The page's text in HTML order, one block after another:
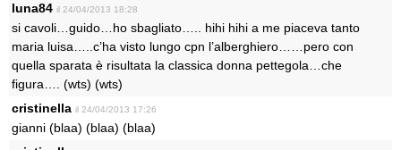
luna84 il 24/04/2013 18:28
si cavoli…guido…ho sbagliato….. hihi hihi a me piaceva tanto
maria luisa…..c’ha visto lungo cpn l’alberghiero……pero con
quella sparata è risultata la classica donna pettegola…che
figura…. (wts) (wts)
cristinella il 24/04/2013 17:26
gianni (blaa) (blaa) (blaa)